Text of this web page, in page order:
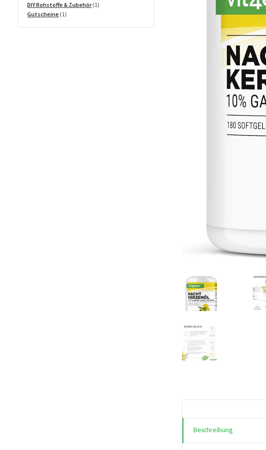
Beschreibung
Produkte
DIY Rohstoffe & Zubehör 11
Gutscheine 11